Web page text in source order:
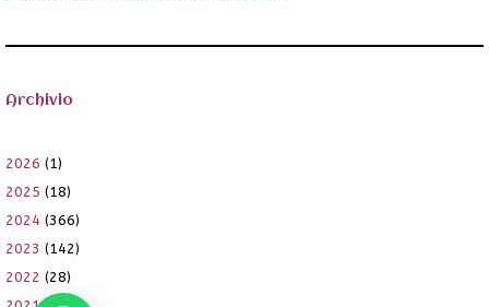
Archivio
2026 (1)
2025 (18)
2024 (366)
2023 (142)
2022 (28)